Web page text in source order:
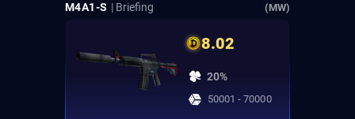
M4A1-S | Briefing (MW)
8.02
20%
50001 - 70000